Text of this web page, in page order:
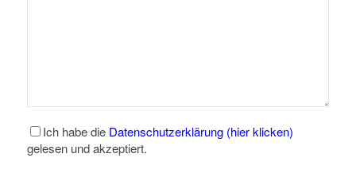
Ich habe die Datenschutzerklärung (hier klicken)
gelesen und akzeptiert.